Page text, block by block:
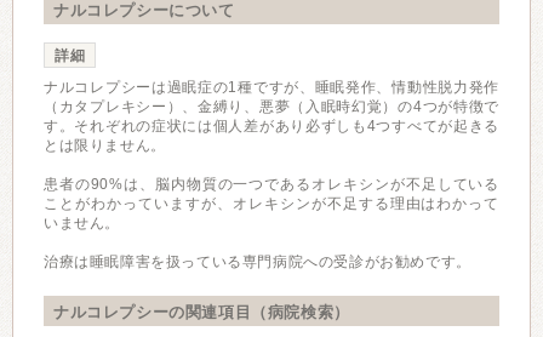
ナルコレプシーについて
詳細
ナルコレプシーは過眠症の1種ですが、睡眠発作、情動性脱力発作
（カタプレキシー）、金縛り、悪夢（入眠時幻覚）の4つが特徴で
す。それぞれの症状には個人差があり必ずしも4つすべてが起きる
とは限りません。
患者の90%は、脳内物質の一つであるオレキシンが不足している
ことがわかっていますが、オレキシンが不足する理由はわかって
いません。
治療は睡眠障害を扱っている専門病院への受診がお勧めです。
ナルコレプシーの関連項目（病院検索）